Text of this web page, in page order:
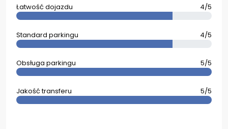
Łatwość dojazdu 4/5
Standard parkingu 4/5
Obsługa parkingu 5/5
Jakość transferu 5/5